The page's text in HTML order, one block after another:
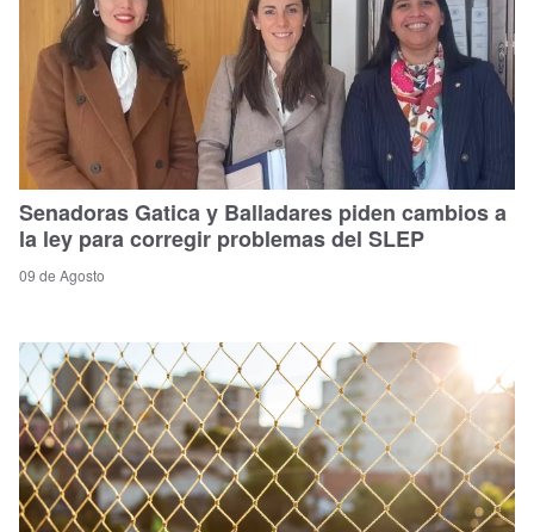
Senadoras Gatica y Balladares piden cambios a
la ley para corregir problemas del SLEP
09 de Agosto